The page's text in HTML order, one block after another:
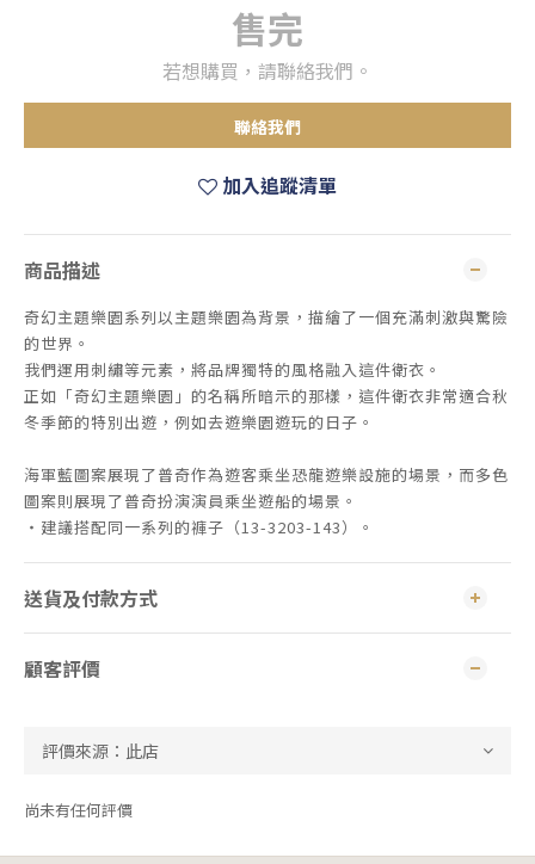
售完
若想購買，請聯絡我們。
聯絡我們
加入追蹤清單
商品描述
奇幻主題樂園系列以主題樂園為背景，描繪了一個充滿刺激與驚險
的世界。
我們運用刺繡等元素，將品牌獨特的風格融入這件衛衣。
正如「奇幻主題樂園」的名稱所暗示的那樣，這件衛衣非常適合秋
冬季節的特別出遊，例如去遊樂園遊玩的日子。
海軍藍圖案展現了普奇作為遊客乘坐恐龍遊樂設施的場景，而多色
圖案則展現了普奇扮演演員乘坐遊船的場景。
・建議搭配同一系列的褲子（13-3203-143）。
送貨及付款方式
顧客評價
尚未有任何評價